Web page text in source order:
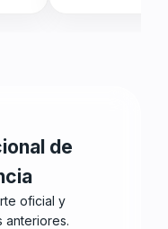
de
oficial y
anteriores.